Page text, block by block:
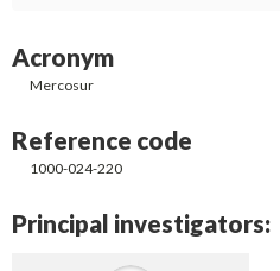
Acronym
Mercosur
Reference code
1000-024-220
Principal investigators: